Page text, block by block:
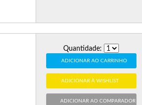
Quantidade:
ADICIONAR AO CARRINHO
ADICIONAR À WISHLIST
ADICIONAR AO COMPARADOR